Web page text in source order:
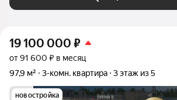
19 100 000 ₽
от 91 600 ₽ в месяц
97,9 м²
3-комн. квартира 3 этаж из 5
новостройка